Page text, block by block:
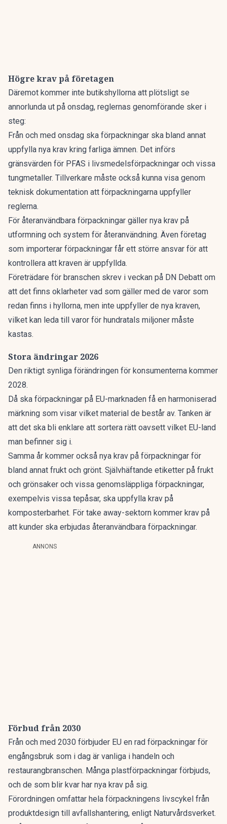
Högre krav på företagen
Däremot kommer inte butikshyllorna att plötsligt se
annorlunda ut på onsdag, reglernas genomförande sker i
steg:
Från och med onsdag ska förpackningar ska bland annat
uppfylla nya krav kring farliga ämnen. Det införs
gränsvärden för PFAS i livsmedelsförpackningar och vissa
tungmetaller. Tillverkare måste också kunna visa genom
teknisk dokumentation att förpackningarna uppfyller
reglerna.
För återanvändbara förpackningar gäller nya krav på
utformning och system för återanvändning. Även företag
som importerar förpackningar får ett större ansvar för att
kontrollera att kraven är uppfyllda.
Företrädare för branschen skrev i veckan på DN Debatt om
att det finns oklarheter vad som gäller med de varor som
redan finns i hyllorna, men inte uppfyller de nya kraven,
vilket kan leda till varor för hundratals miljoner måste
kastas.
Stora ändringar 2026
Den riktigt synliga förändringen för konsumenterna kommer
2028.
Då ska förpackningar på EU-marknaden få en harmoniserad
märkning som visar vilket material de består av. Tanken är
att det ska bli enklare att sortera rätt oavsett vilket EU-land
man befinner sig i.
Samma år kommer också nya krav på förpackningar för
bland annat frukt och grönt. Självhäftande etiketter på frukt
och grönsaker och vissa genomsläppliga förpackningar,
exempelvis vissa tepåsar, ska uppfylla krav på
komposterbarhet. För take away-sektorn kommer krav på
att kunder ska erbjudas återanvändbara förpackningar.
ANNONS
Förbud från 2030
Från och med 2030 förbjuder EU en rad förpackningar för
engångsbruk som i dag är vanliga i handeln och
restaurangbranschen. Många plastförpackningar förbjuds,
och de som blir kvar har nya krav på sig.
Förordningen omfattar hela förpackningens livscykel från
produktdesign till avfallshantering, enligt Naturvårdsverket.